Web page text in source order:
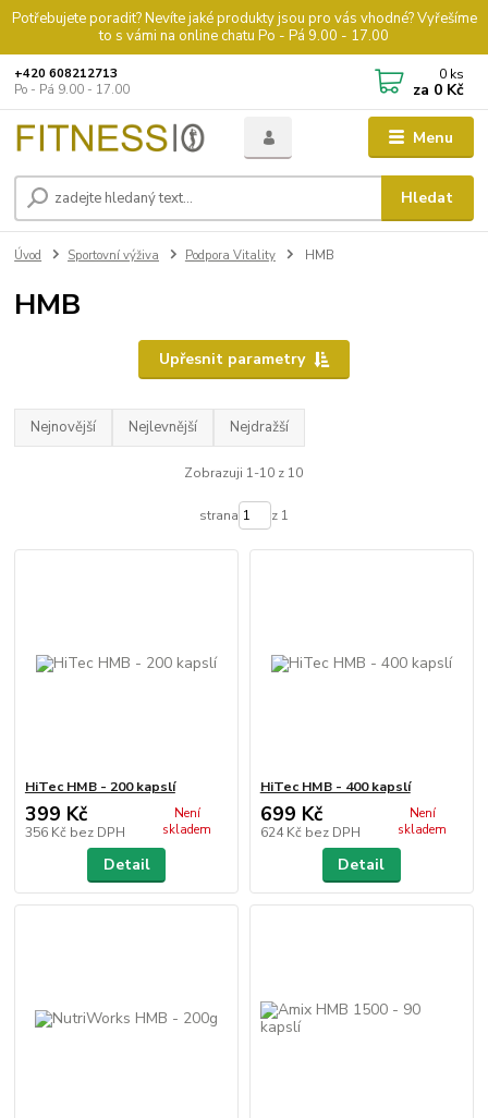
Potřebujete poradit? Nevíte jaké produkty jsou pro vás vhodné? Vyřešíme
to s vámi na online chatu Po - Pá 9.00 - 17.00
Menu
Hledat
+420 608212713
Po - Pá 9.00 - 17.00
0 ks
za 0 Kč
Úvod Sportovní výživa Podpora Vitality HMB
HMB
Upřesnit parametry
Nejnovější Nejlevnější Nejdražší
Zobrazuji 1-10 z 10
strana z 1
HiTec HMB - 200 kapslí
399 Kč
356 Kč bez DPH
Není
skladem
Detail
HiTec HMB - 400 kapslí
699 Kč
624 Kč bez DPH
Není
skladem
Detail